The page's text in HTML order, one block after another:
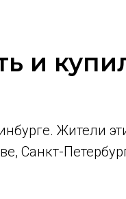
и
Жители
Санкт-